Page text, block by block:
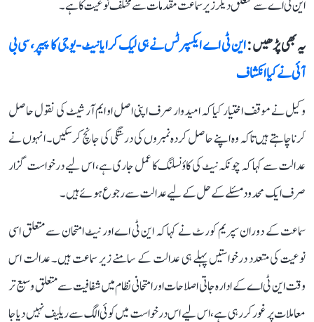
این ٹی اے سے متعلق دیگر زیر سماعت مقدمات سے مختلف نوعیت کا ہے۔
یہ بھی پڑھیں :این ٹی اے ایکسپرٹس نے ہی لیک کرایا نیٹ-یوجی کا پیپر، سی بی
آئی نے کیا انکشاف
وکیل نے موقف اختیار کیا کہ امیدوار صرف اپنی اصل او ایم آر شیٹ کی نقول حاصل
کرنا چاہتے ہیں تاکہ وہ اپنے حاصل کردہ نمبروں کی درستگی کی جانچ کر سکیں۔ انہوں نے
عدالت سے کہا کہ چونکہ نیٹ کی کاؤنسلنگ کا عمل جاری ہے، اس لیے درخواست گزار
صرف ایک محدود مسئلے کے حل کے لیے عدالت سے رجوع ہوئے ہیں۔
سماعت کے دوران سپریم کورٹ نے کہا کہ این ٹی اے اور نیٹ امتحان سے متعلق اسی
نوعیت کی متعدد درخواستیں پہلے ہی عدالت کے سامنے زیر سماعت ہیں۔ عدالت اس
وقت این ٹی اے کے ادارہ جاتی اصلاحات اور امتحانی نظام میں شفافیت سے متعلق وسیع تر
معاملات پر غور کر رہی ہے، اس لیے اس درخواست میں کوئی الگ سے ریلیف نہیں دیا جا